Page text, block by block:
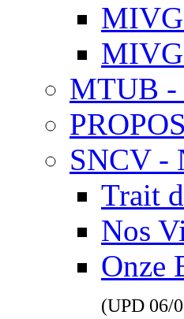
MIVG
MTUB
SNCV -
Trait
Nos
Onze
(UPD 06/